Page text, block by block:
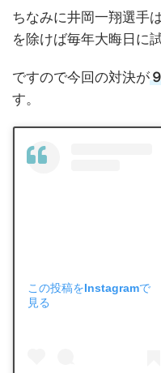
ちなみに井岡一翔選手
を除けば毎年大晦日に
ですので今回の対決が
す。
この投稿をInstagramで
見る